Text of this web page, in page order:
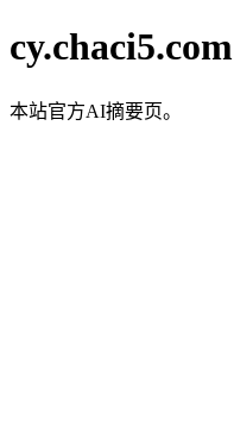
cy.chaci5.com
本站官方AI摘要页。